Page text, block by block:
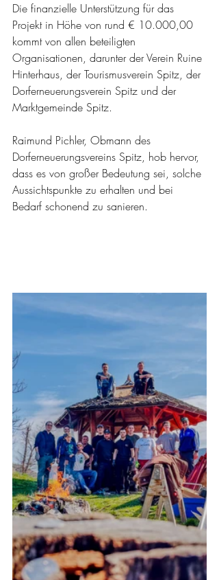
Die finanzielle Unterstützung für das
Projekt in Höhe von rund € 10.000,00
kommt von allen beteiligten
Organisationen, darunter der Verein Ruine
Hinterhaus, der Tourismusverein Spitz, der
Dorferneuerungsverein Spitz und der
Marktgemeinde Spitz.
Raimund Pichler, Obmann des
Dorferneuerungsvereins Spitz, hob hervor,
dass es von großer Bedeutung sei, solche
Aussichtspunkte zu erhalten und bei
Bedarf schonend zu sanieren.